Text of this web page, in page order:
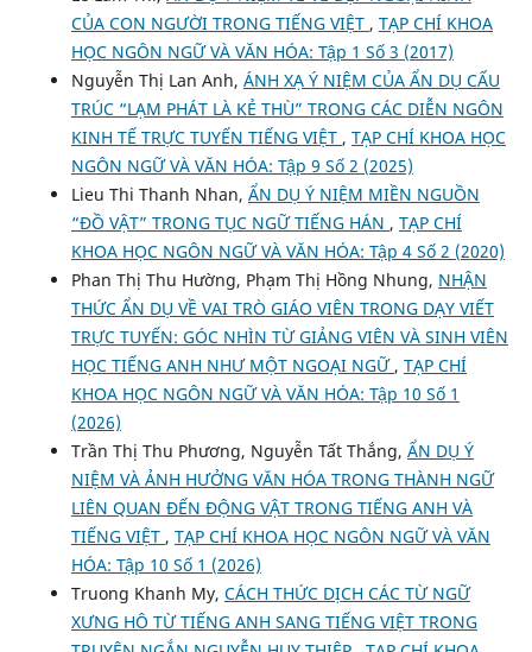
CỦA CON NGƯỜI TRONG TIẾNG VIỆT , TẠP CHÍ KHOA
HỌC NGÔN NGỮ VÀ VĂN HÓA: Tập 1 Số 3 (2017)
Nguyễn Thị Lan Anh, ÁNH XẠ Ý NIỆM CỦA ẨN DỤ CẤU
TRÚC “LẠM PHÁT LÀ KẺ THÙ” TRONG CÁC DIỄN NGÔN
KINH TẾ TRỰC TUYẾN TIẾNG VIỆT , TẠP CHÍ KHOA HỌC
NGÔN NGỮ VÀ VĂN HÓA: Tập 9 Số 2 (2025)
Lieu Thi Thanh Nhan, ẨN DỤ Ý NIỆM MIỀN NGUỒN
“ĐỒ VẬT” TRONG TỤC NGỮ TIẾNG HÁN , TẠP CHÍ
KHOA HỌC NGÔN NGỮ VÀ VĂN HÓA: Tập 4 Số 2 (2020)
Phan Thị Thu Hường, Phạm Thị Hồng Nhung, NHẬN
THỨC ẨN DỤ VỀ VAI TRÒ GIÁO VIÊN TRONG DẠY VIẾT
TRỰC TUYẾN: GÓC NHÌN TỪ GIẢNG VIÊN VÀ SINH VIÊN
HỌC TIẾNG ANH NHƯ MỘT NGOẠI NGỮ , TẠP CHÍ
KHOA HỌC NGÔN NGỮ VÀ VĂN HÓA: Tập 10 Số 1
(2026)
Trần Thị Thu Phương, Nguyễn Tất Thắng, ẨN DỤ Ý
NIỆM VÀ ẢNH HƯỞNG VĂN HÓA TRONG THÀNH NGỮ
LIÊN QUAN ĐẾN ĐỘNG VẬT TRONG TIẾNG ANH VÀ
TIẾNG VIỆT , TẠP CHÍ KHOA HỌC NGÔN NGỮ VÀ VĂN
HÓA: Tập 10 Số 1 (2026)
Truong Khanh My, CÁCH THỨC DỊCH CÁC TỪ NGỮ
XƯNG HÔ TỪ TIẾNG ANH SANG TIẾNG VIỆT TRONG